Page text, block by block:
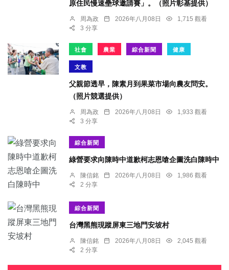
原住民慢速壘球邀請賽」。（照片彰基提供）
周為政 2026年八月08日
1,715 觀看
3 分享
社會 農業 綜合新聞 健康
文教
父親節透早，陳素月到果菜市場向農友問安。
（照片競選提供）
周為政 2026年八月08日
1,933 觀看
3 分享
綜合新聞
綠營要求向陳時中道歉柯志恩嗆企圖洗白陳時中
陳信銘 2026年八月08日
1,986 觀看
2 分享
綜合新聞
台灣黑熊現蹤屏東三地門安坡村
陳信銘 2026年八月08日
2,045 觀看
2 分享